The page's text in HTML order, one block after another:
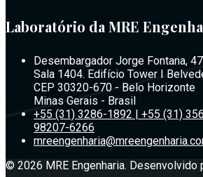
Laboratório da MRE
Desembargador Jorge Fontana,
Sala 1404. Edifício Tower I
CEP 30320-670 - Belo Horizonte
Minas Gerais - Brasil
+55 (31) 3286-1892 | +55 (31)
98207-6266
© 2026 MRE Engenharia. Desenvolvido